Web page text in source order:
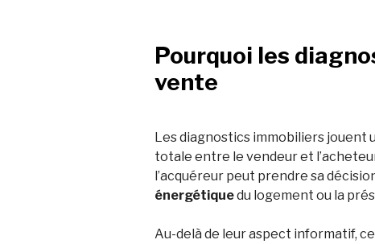
Pourquoi les
vente
Les diagnostics immobiliers jouent
totale entre le vendeur et
l’acquéreur peut prendre sa
énergétiquedu logement ou la
Au-delà de leur aspect informatif,